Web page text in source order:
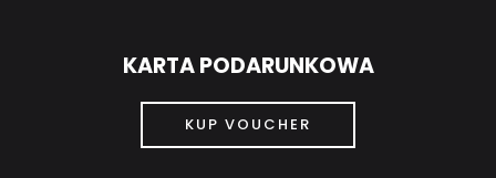
KARTA PODARUNKOWA
KUP VOUCHER